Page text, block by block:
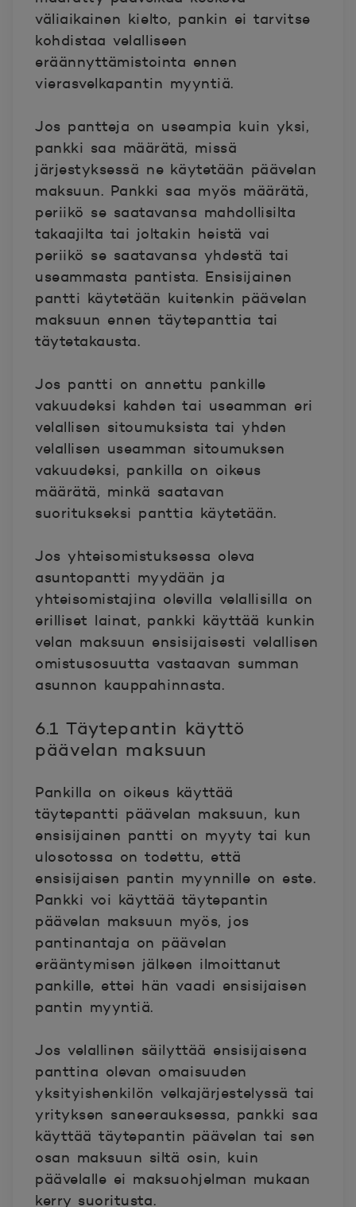
väliaikainen kielto, pankin ei tarvitse
kohdistaa velalliseen
eräännyttämistointa ennen
vierasvelkapantin myyntiä.
Jos pantteja on useampia kuin yksi,
pankki saa määrätä, missä
järjestyksessä ne käytetään päävelan
maksuun. Pankki saa myös määrätä,
periikö se saatavansa mahdollisilta
takaajilta tai joltakin heistä vai
periikö se saatavansa yhdestä tai
useammasta pantista. Ensisijainen
pantti käytetään kuitenkin päävelan
maksuun ennen täytepanttia tai
täytetakausta.
Jos pantti on annettu pankille
vakuudeksi kahden tai useamman eri
velallisen sitoumuksista tai yhden
velallisen useamman sitoumuksen
vakuudeksi, pankilla on oikeus
määrätä, minkä saatavan
suoritukseksi panttia käytetään.
Jos yhteisomistuksessa oleva
asuntopantti myydään ja
yhteisomistajina olevilla velallisilla on
erilliset lainat, pankki käyttää kunkin
velan maksuun ensisijaisesti velallisen
omistusosuutta vastaavan summan
asunnon kauppahinnasta.
6.1 Täytepantin käyttö
päävelan maksuun
Pankilla on oikeus käyttää
täytepantti päävelan maksuun, kun
ensisijainen pantti on myyty tai kun
ulosotossa on todettu, että
ensisijaisen pantin myynnille on este.
Pankki voi käyttää täytepantin
päävelan maksuun myös, jos
pantinantaja on päävelan
erääntymisen jälkeen ilmoittanut
pankille, ettei hän vaadi ensisijaisen
pantin myyntiä.
Jos velallinen säilyttää ensisijaisena
panttina olevan omaisuuden
yksityishenkilön velkajärjestelyssä tai
yrityksen saneerauksessa, pankki saa
käyttää täytepantin päävelan tai sen
osan maksuun siltä osin, kuin
päävelalle ei maksuohjelman mukaan
kerry suoritusta.